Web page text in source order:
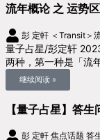
流年概论 之 运势区
彭 定軒 ＜Transit＞
量子占星/彭定轩
两种，第一种是「流
继续阅读 »
【量子占星】答
彭 定軒 焦点话题 答